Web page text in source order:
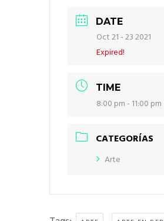
DATE
Oct 21 - 23 2021
Expired!
TIME
8:00 pm - 11:00 pm
CATEGORÍAS
Arte